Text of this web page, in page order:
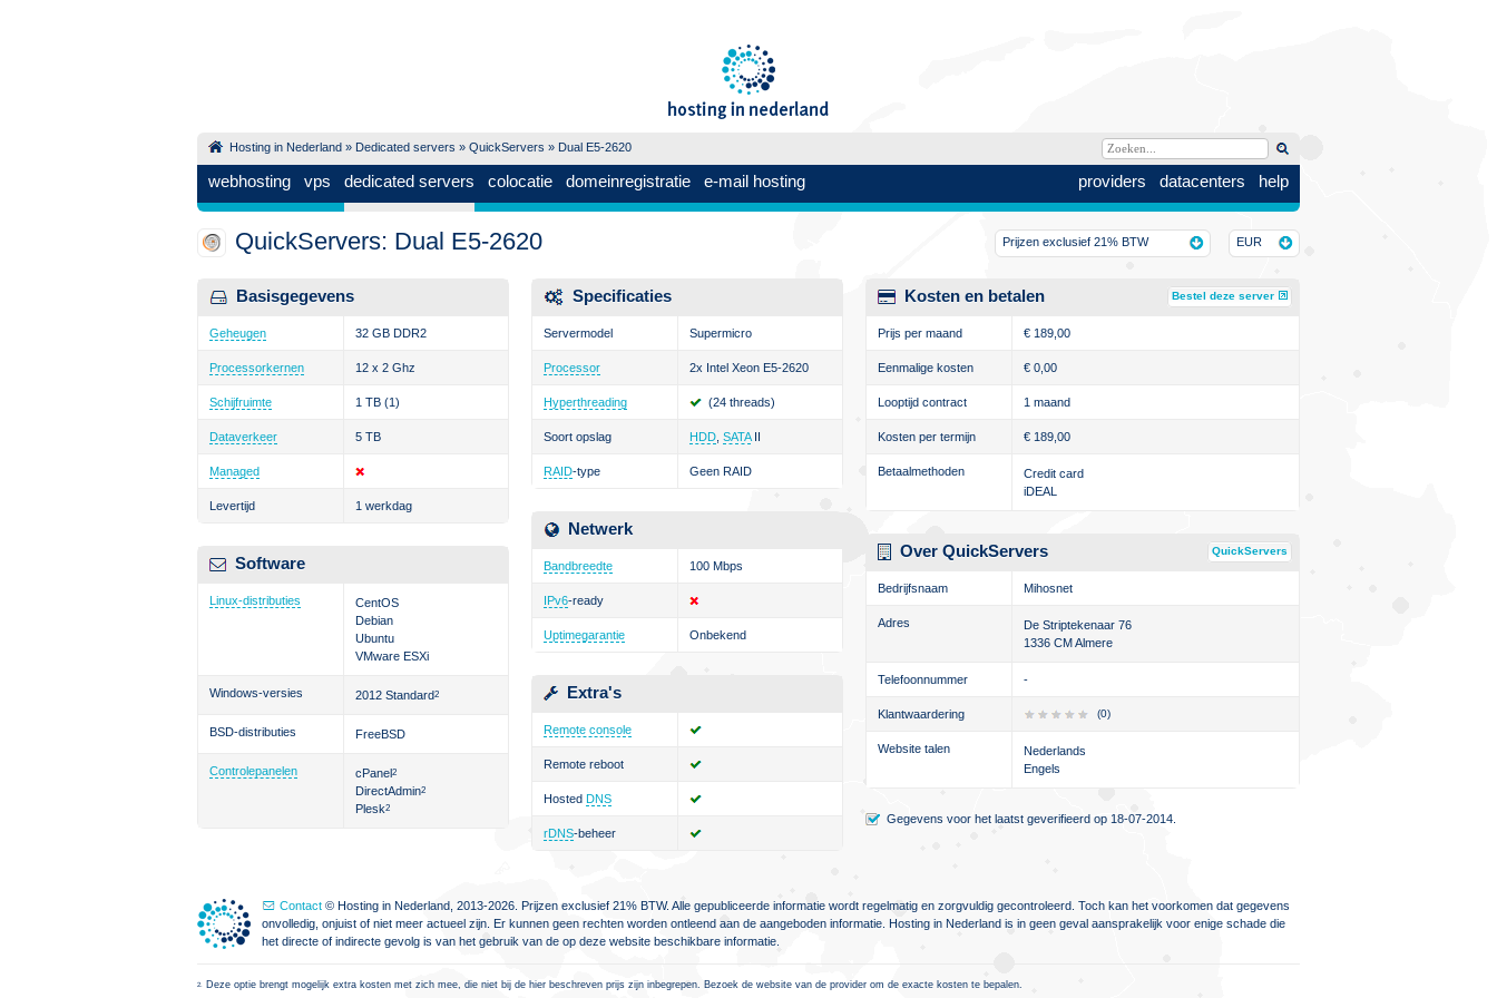
Hosting in Nederland » Dedicated servers » QuickServers » Dual E5-2620
providers datacenters help
webhosting vps dedicated servers colocatie domeinregistratie e-mail hosting
EUR
Prijzen exclusief 21% BTW
QuickServers: Dual E5-2620
Basisgegevens
Geheugen 32 GB DDR2
Processorkernen 12 x 2 Ghz
Schijfruimte 1 TB (1)
Dataverkeer 5 TB
Managed
Levertijd 1 werkdag
Software
Linux-distributies
CentOS
Debian
Ubuntu
VMware ESXi
Windows-versies 2012 Standard2
BSD-distributies FreeBSD
Controlepanelen cPanel2
DirectAdmin2
Plesk2
Specificaties
Servermodel Supermicro
Processor 2x Intel Xeon E5-2620
Hyperthreading (24 threads)
Soort opslag HDD SATAII
RAID-type Geen RAID
Netwerk
Bandbreedte 100 Mbps
IPv6-ready
Uptimegarantie Onbekend
Extra's
Remote console
Remote reboot
Hosted DNS
rDNS-beheer
Kosten en betalen Bestel deze server
Prijs per maand € 189,00
Eenmalige kosten € 0,00
Looptijd contract 1 maand
Kosten per termijn € 189,00
Betaalmethoden
Credit card
iDEAL
Over QuickServers QuickServers
Bedrijfsnaam Mihosnet
Adres
De Striptekenaar 76
1336 CM Almere
Telefoonnummer -
Klantwaardering (0)
Website talen
Nederlands
Engels
Gegevens voor het laatst geverifieerd op 18-07-2014.
Contact © Hosting in Nederland, 2013-2026. Prijzen exclusief 21% BTW. Alle gepubliceerde informatie wordt regelmatig en zorgvuldig gecontroleerd. Toch kan het voorkomen dat gegevens
onvolledig, onjuist of niet meer actueel zijn. Er kunnen geen rechten worden ontleend aan de aangeboden informatie. Hosting in Nederland is in geen geval aansprakelijk voor enige schade die
het directe of indirecte gevolg is van het gebruik van de op deze website beschikbare informatie.
2. Deze optie brengt mogelijk extra kosten met zich mee, die niet bij de hier beschreven prijs zijn inbegrepen. Bezoek de website van de provider om de exacte kosten te bepalen.